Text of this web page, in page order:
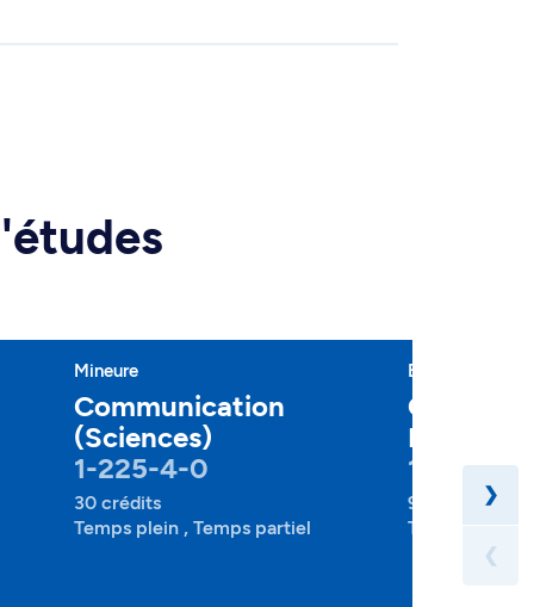
Mineure
Communication
(Sciences)
1-225-4-0
30 crédits
Temps plein , Temps partiel
Baccalauréat
Politique
1-227-1-0
90 crédits
Temps plein ,
❯
❮